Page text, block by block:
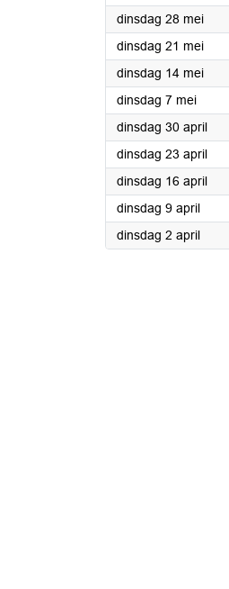
dinsdag 28 mei2024
dinsdag 21 mei2024
dinsdag 14 mei2024
dinsdag 7 mei2024
dinsdag 30 april2024
dinsdag 23 april2024
dinsdag 16 april2024
dinsdag 9 april2024
dinsdag 2 april2024